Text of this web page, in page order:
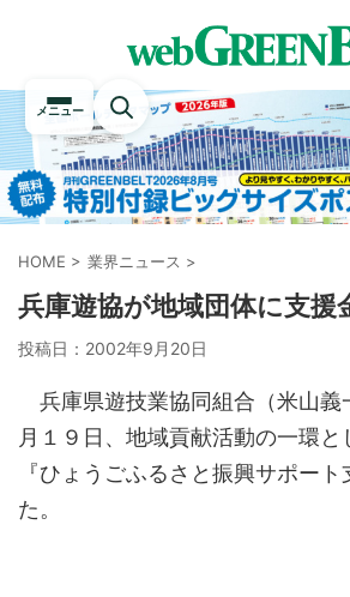
メニュー
HOME > 業界ニュース >
兵庫遊協が地域団体に支援
投稿日： 2002年9月20日
兵庫県遊技業協同組合（米山義
月１９日、地域貢献活動の一環と
『ひょうごふるさと振興サポー
た。